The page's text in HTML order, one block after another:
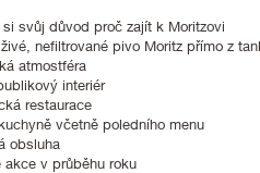
si svůj důvod proč zajít k Moritzovi
nefiltrované pivo Moritz přímo z
atmostféra
interiér
restaurace
včetně poledního menu
obsluha
akce v průběhu roku